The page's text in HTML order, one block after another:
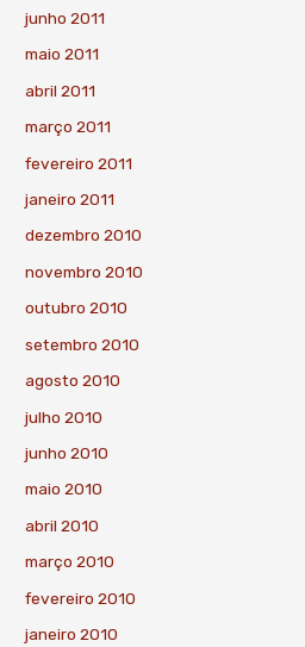
junho 2011
maio 2011
abril 2011
março 2011
fevereiro 2011
janeiro 2011
dezembro 2010
novembro 2010
outubro 2010
setembro 2010
agosto 2010
julho 2010
junho 2010
maio 2010
abril 2010
março 2010
fevereiro 2010
janeiro 2010